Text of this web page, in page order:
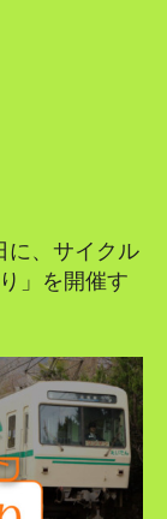
に、サイクル
」を開催す